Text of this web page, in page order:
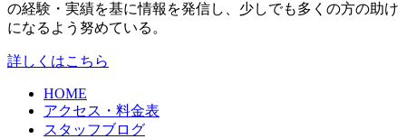
の経験・実績を基に情報を発信し、少しでも多くの方の助け
になるよう努めている。
詳しくはこちら
HOME
アクセス・料金表
スタッフブログ